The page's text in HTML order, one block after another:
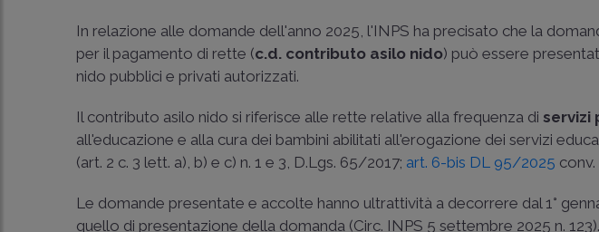
In relazione alle domande dell'anno 2025, l'INPS ha precisato che la
per il pagamento di rette (c.d. contributo asilo nido) può essere
nido pubblici e privati autorizzati.
Il contributo asilo nido si riferisce alle rette relative alla frequenza di servizi
all'educazione e alla cura dei bambini abilitati all'erogazione dei servizi
(art. 2 c. 3 lett. a), b) e c) n. 1 e 3, D.Lgs. 65/2017; art. 6-bis DL 95/2025 conv.
Le domande presentate e accolte hanno ultrattività a decorrere dal 1°
quello di presentazione della domanda (Circ. INPS 5 settembre 2025 n. 123).